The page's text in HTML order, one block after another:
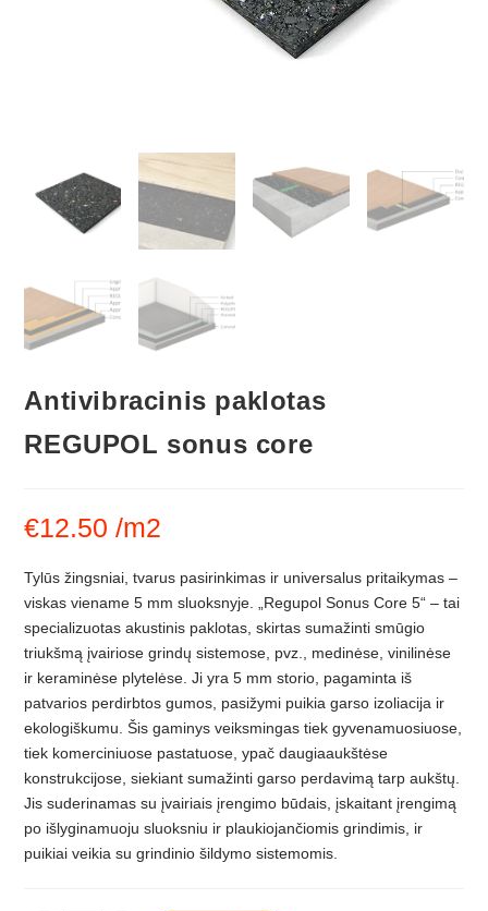
Antivibracinis paklotas
REGUPOL sonus core
€12.50 /m2
Tylūs žingsniai, tvarus pasirinkimas ir universalus pritaikymas –
viskas viename 5 mm sluoksnyje. „Regupol Sonus Core 5“ – tai
specializuotas akustinis paklotas, skirtas sumažinti smūgio
triukšmą įvairiose grindų sistemose, pvz., medinėse, vinilinėse
ir keraminėse plytelėse. Ji yra 5 mm storio, pagaminta iš
patvarios perdirbtos gumos, pasižymi puikia garso izoliacija ir
ekologiškumu. Šis gaminys veiksmingas tiek gyvenamuosiuose,
tiek komerciniuose pastatuose, ypač daugiaaukštėse
konstrukcijose, siekiant sumažinti garso perdavimą tarp aukštų.
Jis suderinamas su įvairiais įrengimo būdais, įskaitant įrengimą
po išlyginamuoju sluoksniu ir plaukiojančiomis grindimis, ir
puikiai veikia su grindinio šildymo sistemomis.